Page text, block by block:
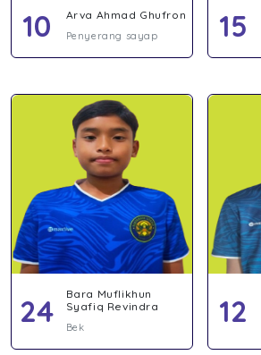
10 Arva Ahmad Ghufron
Penyerang sayap 15
24
Bara Muflikhun
Syafiq Revindra
Bek 12